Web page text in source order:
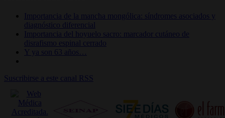
Importancia de la mancha mongólica: síndromes asociados y
diagnóstico diferencial
Importancia del hoyuelo sacro: marcador cutáneo de
disrafismo espinal cerrado
Y ya son 63 años…
Suscribirse a este canal RSS